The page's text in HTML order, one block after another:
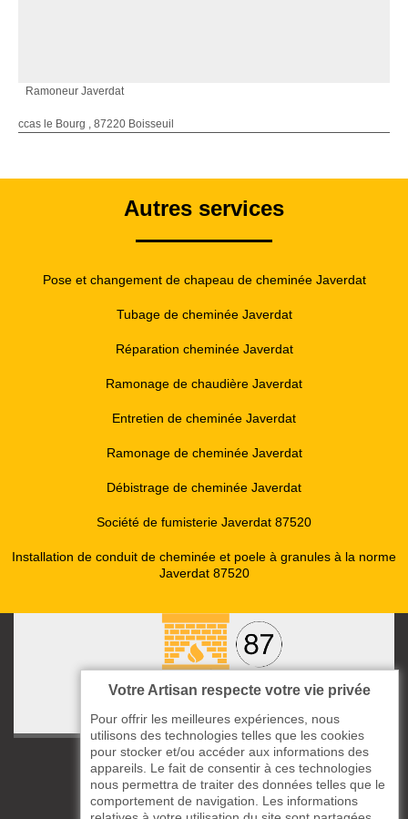
Ramoneur Javerdat
ccas le Bourg , 87220 Boisseuil
Autres services
Pose et changement de chapeau de cheminée Javerdat
Tubage de cheminée Javerdat
Réparation cheminée Javerdat
Ramonage de chaudière Javerdat
Entretien de cheminée Javerdat
Ramonage de cheminée Javerdat
Débistrage de cheminée Javerdat
Société de fumisterie Javerdat 87520
Installation de conduit de cheminée et poele à granules à la norme
Javerdat 87520
ccas le Bourg
87220 Boisseuil
05 33 06 14 49
Votre Artisan respecte votre vie privée
Pour offrir les meilleures expériences, nous
utilisons des technologies telles que les cookies
pour stocker et/ou accéder aux informations des
appareils. Le fait de consentir à ces technologies
nous permettra de traiter des données telles que le
comportement de navigation. Les informations